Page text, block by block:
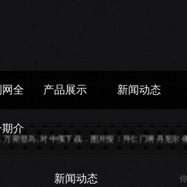
全
介
产品展示 新闻动态
对中俄下战... 图片报：拜仁门将丹尼尔-佩雷茨...
新闻动态